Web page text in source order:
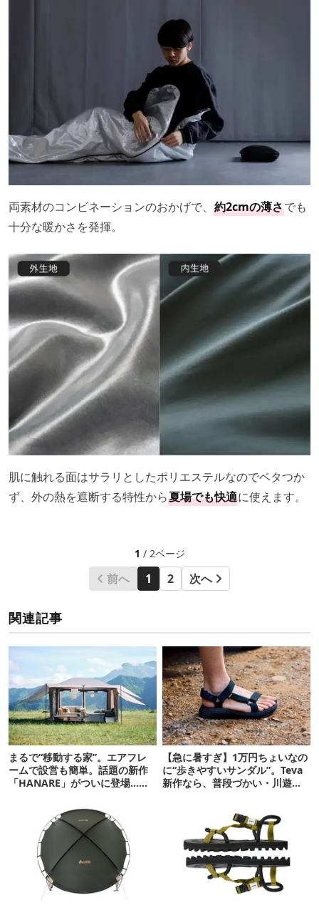
両素材のコンビネーションのおかげで、 約2cmの薄さでも
十分な暖かさを発揮。
肌に触れる面はサラリとしたポリエステルなのでベタつか
ず、外の熱を遮断する特性から夏場でも快適に使えます。
1 / 2ページ
前へ 1 2 次へ
関連記事
まるで“移動する家”。エアフレ
ームで設営も簡単。話題の新作
「HANARE」がついに登場…！
【急に暑すぎ】1万円ちょいなの
に“歩きやすいサンダル”。Teva
新作なら、普段づかい・川遊